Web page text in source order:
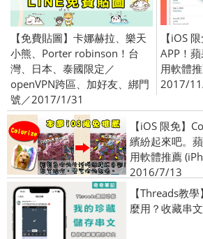
【免費貼圖】卡娜赫拉、樂天
小熊、Porter robinson！台
灣、日本、泰國限定／
openVPN跨區、加好友、綁門
號／2017/1/31
【iOS
APP！
用軟體
2017/
【iOS 限免】
繽紛起來吧。
用軟體推薦
2016/7/13
【Threads教
麼用？收藏串